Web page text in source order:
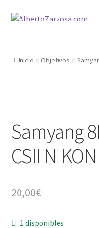
Ir
Ir
AZ Filosofía
AZ Operadores / Creadores
Inicio Objetivos
Samyang
CSII
20,00€
1 disponibles